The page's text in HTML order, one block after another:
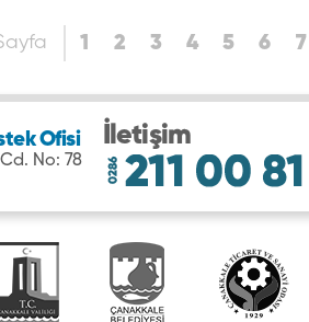
1 2 3 4 5 6 7
Ofisi
No: 78
İletişim